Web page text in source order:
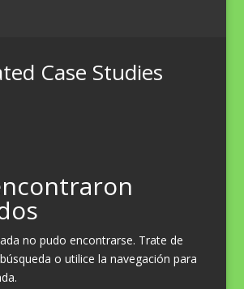
Case Studies
no pudo encontrarse. Trate de
o utilice la navegación para